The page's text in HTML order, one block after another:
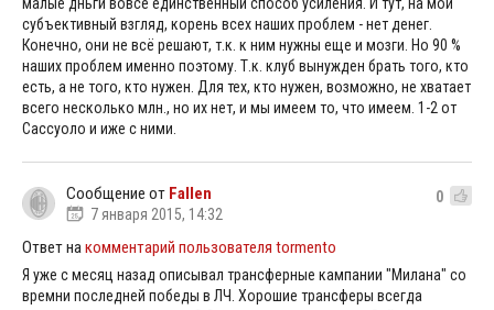
субъективный взгляд, корень всех наших проблем - нет денег.
Конечно, они не всё решают, т.к. к ним нужны еще и мозги. Но 90 %
наших проблем именно поэтому. Т.к. клуб вынужден брать того, кто
есть, а не того, кто нужен. Для тех, кто нужен, возможно, не хватает
всего несколько млн., но их нет, и мы имеем то, что имеем. 1-2 от
Сассуоло и иже с ними.
Сообщение от Fallen
7 января 2015, 14:32
0
Ответ накомментарий пользователя tormento
Я уже с месяц назад описывал трансферные кампании "Милана" со
времни последней победы в ЛЧ. Хорошие трансферы всегда